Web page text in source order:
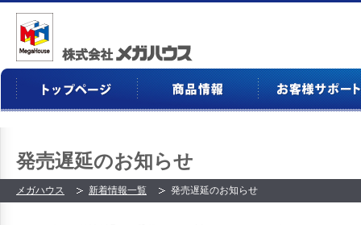
発売遅延のお知らせ
メガハウス 新着情報一覧 発売遅延のお知らせ